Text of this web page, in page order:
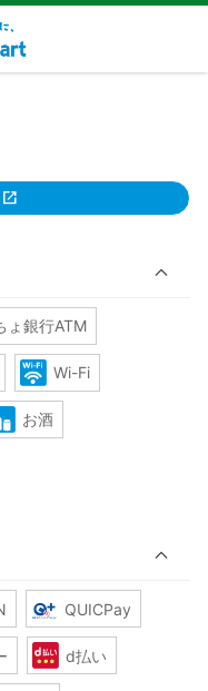
ょ銀行ATM
Wi-Fi
お酒
QUICPay
d払い